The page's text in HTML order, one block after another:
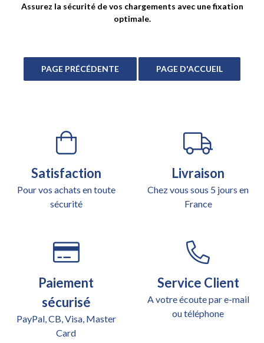
Assurez la sécurité de vos chargements avec une fixation
optimale.
Satisfaction
Pour vos achats en toute
sécurité
Livraison
Chez vous sous 5 jours en
France
Paiement
sécurisé
PayPal, CB, Visa, Master
Card
Service Client
A votre écoute par e-mail
ou téléphone